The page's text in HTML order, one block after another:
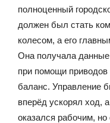
полноценный
должен был стать
колесом, а его
Она получала данные
при помощи
баланс. Управление
вперёд ускорял ход,
оказался рабочим, но